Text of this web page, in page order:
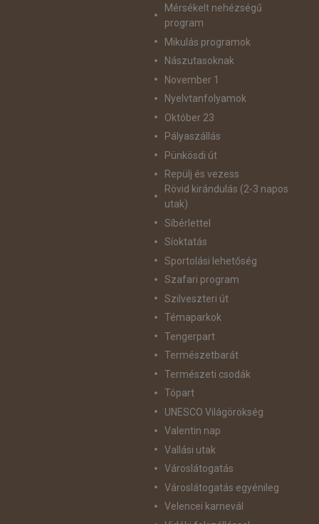
Mérsékelt nehézségű
program
Mikulás programok
Nászutasoknak
November 1
Nyelvtanfolyamok
Október 23
Pályaszállás
Pünkösdi út
Repülj és vezess
Rövid kirándulás (2-3 napos
utak)
Síbérlettel
Síoktatás
Sportolási lehetőség
Szafari program
Szilveszteri út
Témaparkok
Tengerpart
Természetbarát
Természeti csodák
Tópart
UNESCO Világörökség
Valentin nap
Vallási utak
Városlátogatás
Városlátogatás egyénileg
Velencei karnevál